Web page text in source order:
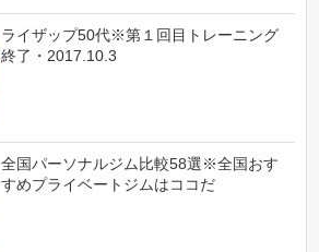
ライザップ50代※第１回目トレーニング
終了・2017.10.3
全国パーソナルジム比較58選※全国おす
すめプライベートジムはココだ